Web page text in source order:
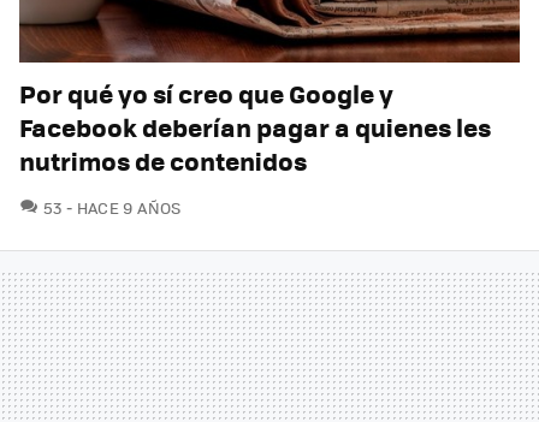
Por qué yo sí creo que Google y
Facebook deberían pagar a quienes les
nutrimos de contenidos
53 COMENTARIOS
HACE 9 AÑOS